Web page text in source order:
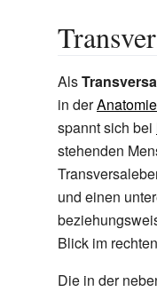
Als
in derAnatomie
spannt sich bei
stehenden
und einen
Blick im
Die in der